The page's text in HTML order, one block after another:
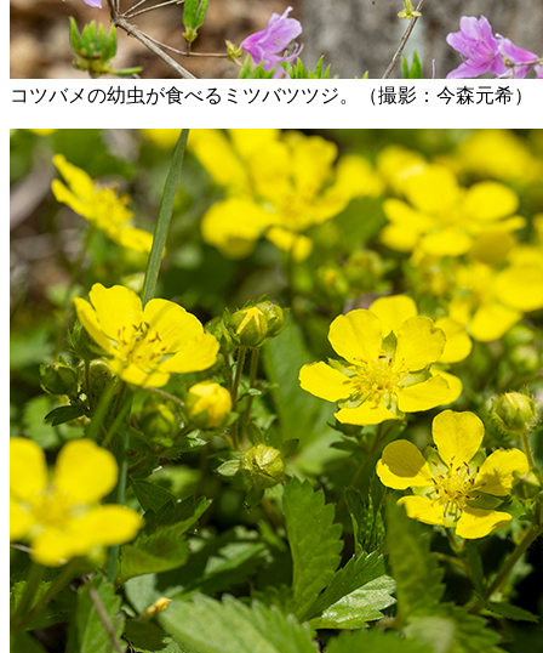
コツバメの幼虫が食べるミツバツツジ。（撮影：今森元希）